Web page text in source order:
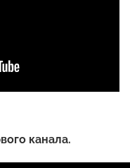
канала.